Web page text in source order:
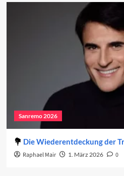
Sanremo 2026
Die Wiederentdeckung der
Raphael Mair 1. März 2026 0